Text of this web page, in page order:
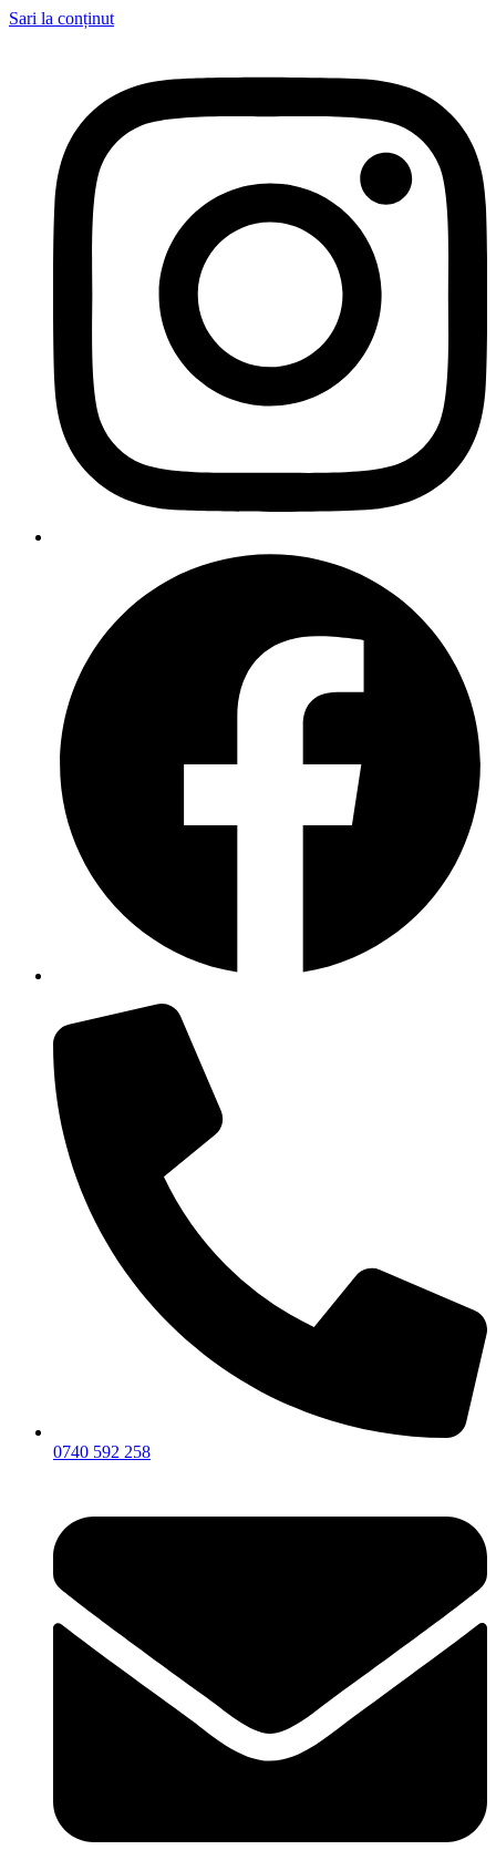
Sari la conținut
0740 592 258